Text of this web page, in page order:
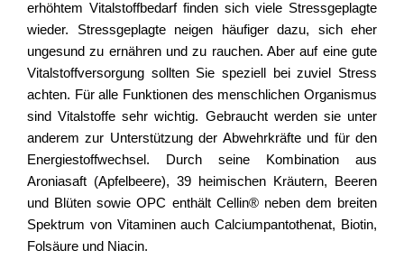
erhöhtem Vitalstoffbedarf finden sich viele Stressgeplagte
wieder. Stressgeplagte neigen häufiger dazu, sich eher
ungesund zu ernähren und zu rauchen. Aber auf eine gute
Vitalstoffversorgung sollten Sie speziell bei zuviel Stress
achten. Für alle Funktionen des menschlichen Organismus
sind Vitalstoffe sehr wichtig. Gebraucht werden sie unter
anderem zur Unterstützung der Abwehrkräfte und für den
Energiestoffwechsel. Durch seine Kombination aus
Aroniasaft (Apfelbeere), 39 heimischen Kräutern, Beeren
und Blüten sowie OPC enthält Cellin® neben dem breiten
Spektrum von Vitaminen auch Calciumpantothenat, Biotin,
Folsäure und Niacin.